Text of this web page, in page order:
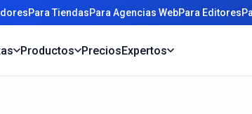
Para TiendasPara Agencias WebPara Editores
Productos PreciosExpertos